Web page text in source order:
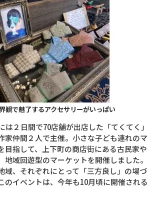
観で魅了するアクセサリーがいっぱい
は２日間で70店舗が出店した「てくてく」
家仲間２人で主催。小さな子ども連れのマ
目指して、上下町の商店街にある古民家や
地域回遊型のマーケットを開催しました。
域、それぞれにとって「三方良し」の場づ
のイベントは、今年も10月頃に開催される